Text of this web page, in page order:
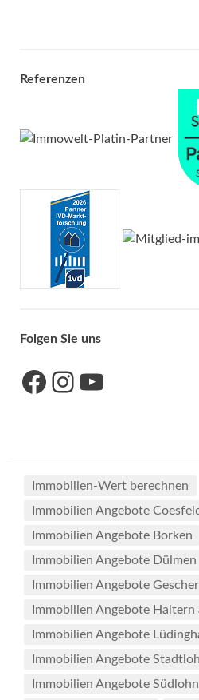
Referenzen
Folgen Sie uns
Link zu unserer Facebook-Seite Link zu unseres Instagram-Accounts
Immobilien-Wert berechnen
Immobilien Angebote
Immobilien Angebote Borken
Immobilien Angebote Dülmen
Immobilien Angebote Gescher
Immobilien Angebote Haltern
Immobilien Angebote
Immobilien Angebote
Immobilien Angebote